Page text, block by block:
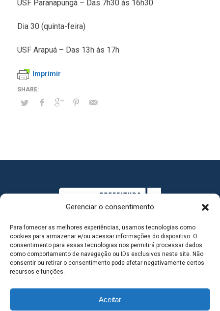
Gerenciar o consentimento
Para fornecer as melhores experiências, usamos tecnologias como
cookies para armazenar e/ou acessar informações do dispositivo. O
consentimento para essas tecnologias nos permitirá processar dados
como comportamento de navegação ou IDs exclusivos neste site. Não
consentir ou retirar o consentimento pode afetar negativamente certos
recursos e funções.
Aceitar
USF Paranapungá – Das 7h30 às 16h30
Dia 30 (quinta-feira)
USF Arapuá – Das 13h às 17h
Imprimir
MAPA DO SITE